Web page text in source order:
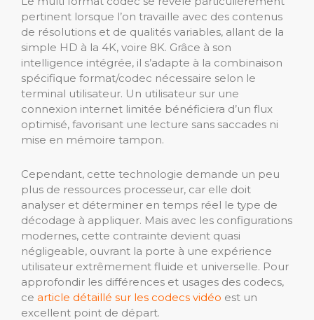
pertinent lorsque l’on travaille avec des contenus
de résolutions et de qualités variables, allant de la
simple HD à la 4K, voire 8K. Grâce à son
intelligence intégrée, il s’adapte à la combinaison
spécifique format/codec nécessaire selon le
terminal utilisateur. Un utilisateur sur une
connexion internet limitée bénéficiera d’un flux
optimisé, favorisant une lecture sans saccades ni
mise en mémoire tampon.
Cependant, cette technologie demande un peu
plus de ressources processeur, car elle doit
analyser et déterminer en temps réel le type de
décodage à appliquer. Mais avec les configurations
modernes, cette contrainte devient quasi
négligeable, ouvrant la porte à une expérience
utilisateur extrêmement fluide et universelle. Pour
approfondir les différences et usages des codecs,
ce article détaillé sur les codecs vidéo est un
excellent point de départ.